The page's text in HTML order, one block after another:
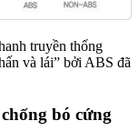
truyền thống
và lái” bởi ABS đã
bó cứng